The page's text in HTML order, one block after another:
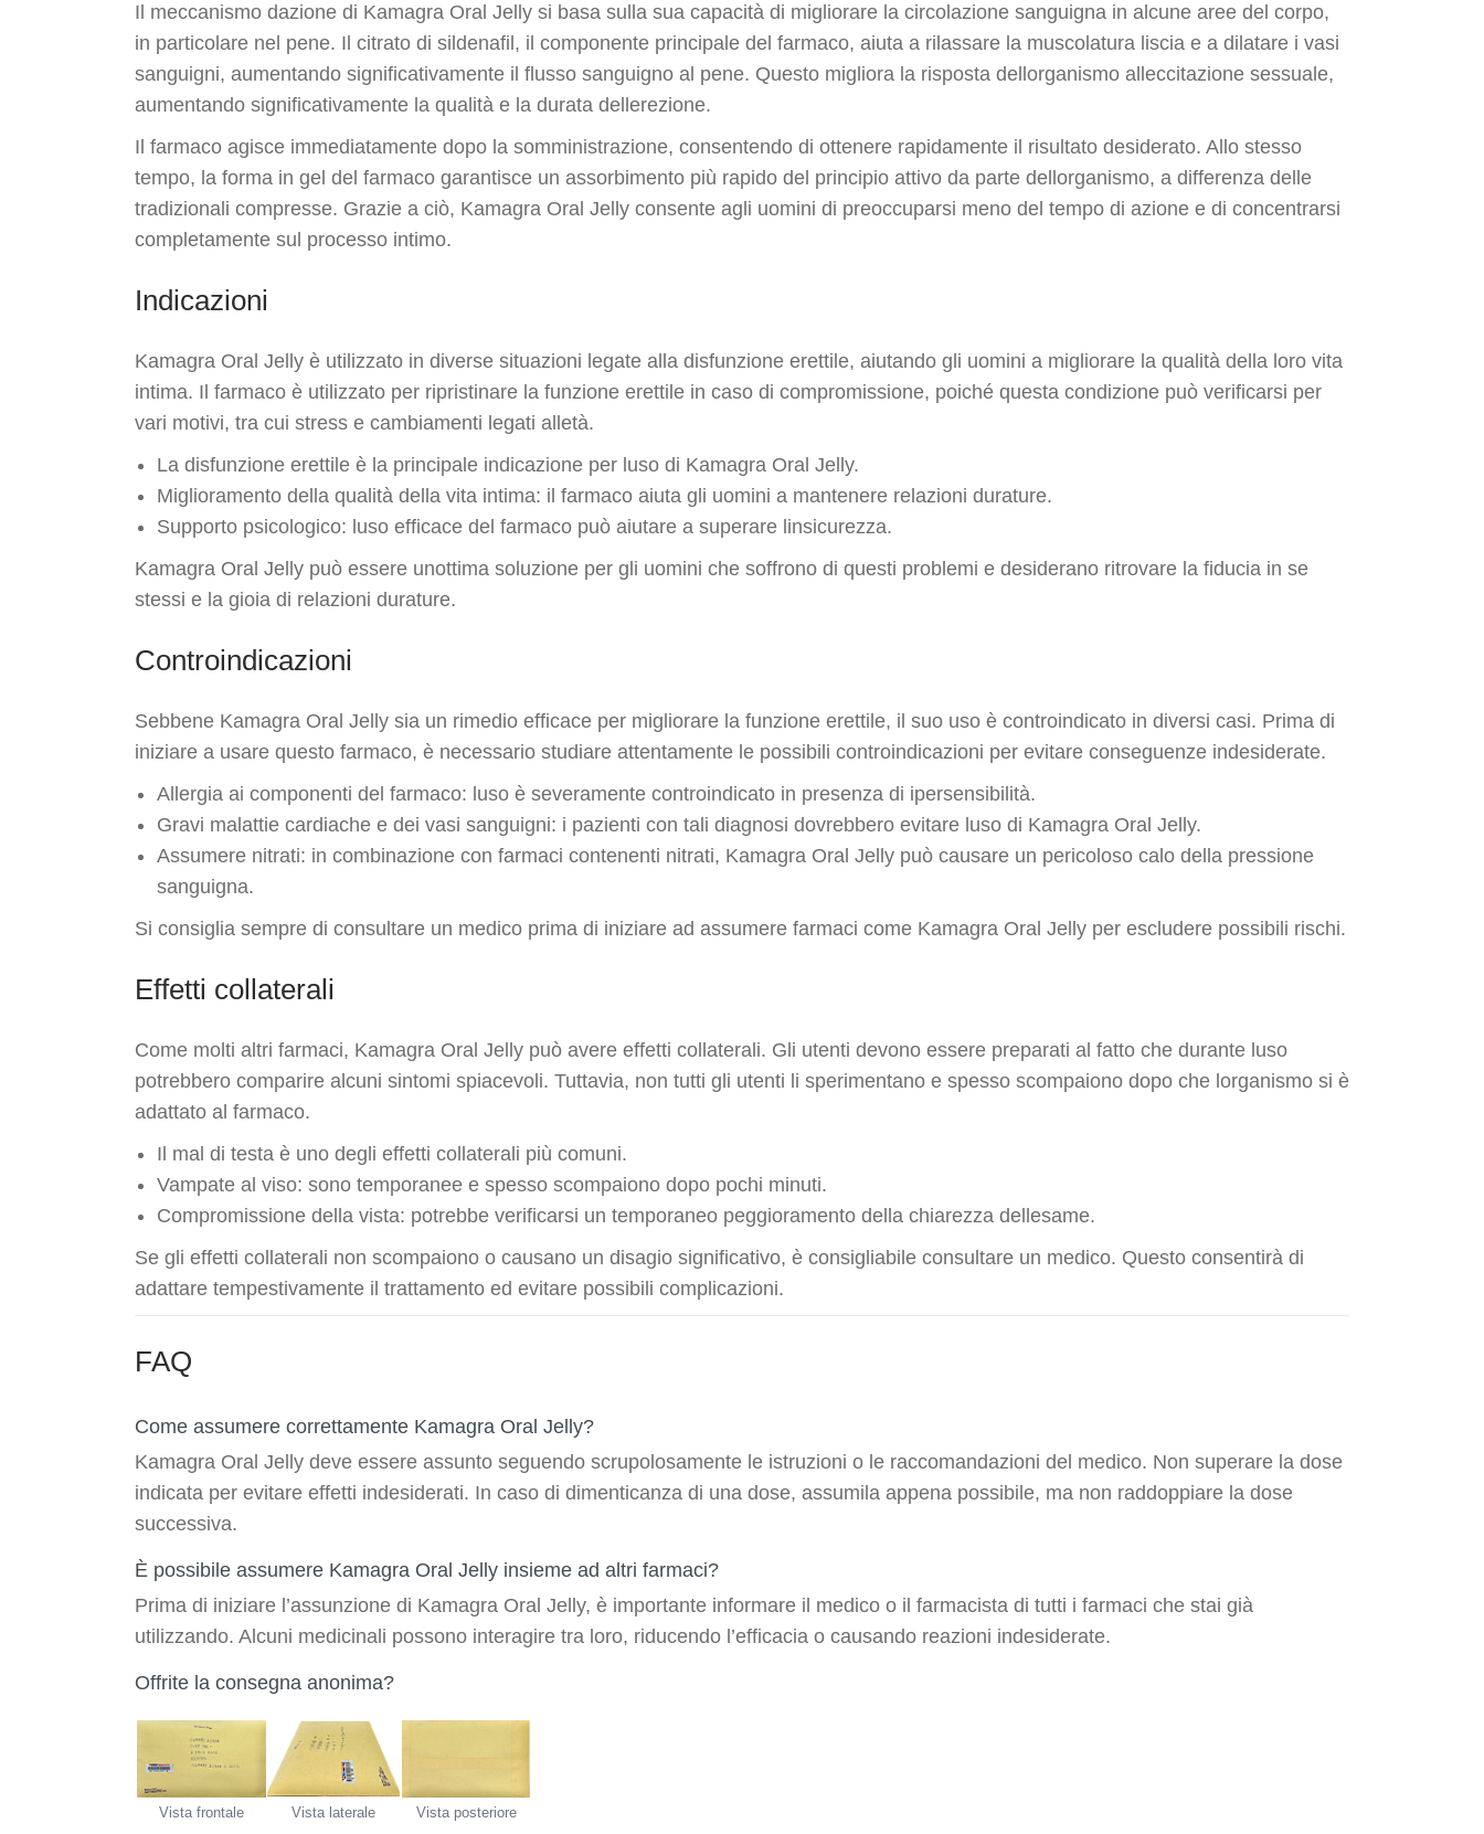
Il meccanismo dazione di Kamagra Oral Jelly si basa sulla sua capacità di migliorare la circolazione sanguigna in alcune aree del corpo,
in particolare nel pene. Il citrato di sildenafil, il componente principale del farmaco, aiuta a rilassare la muscolatura liscia e a dilatare i vasi
sanguigni, aumentando significativamente il flusso sanguigno al pene. Questo migliora la risposta dellorganismo alleccitazione sessuale,
aumentando significativamente la qualità e la durata dellerezione.
Il farmaco agisce immediatamente dopo la somministrazione, consentendo di ottenere rapidamente il risultato desiderato. Allo stesso
tempo, la forma in gel del farmaco garantisce un assorbimento più rapido del principio attivo da parte dellorganismo, a differenza delle
tradizionali compresse. Grazie a ciò, Kamagra Oral Jelly consente agli uomini di preoccuparsi meno del tempo di azione e di concentrarsi
completamente sul processo intimo.
Indicazioni
Kamagra Oral Jelly è utilizzato in diverse situazioni legate alla disfunzione erettile, aiutando gli uomini a migliorare la qualità della loro vita
intima. Il farmaco è utilizzato per ripristinare la funzione erettile in caso di compromissione, poiché questa condizione può verificarsi per
vari motivi, tra cui stress e cambiamenti legati alletà.
La disfunzione erettile è la principale indicazione per luso di Kamagra Oral Jelly.
Miglioramento della qualità della vita intima: il farmaco aiuta gli uomini a mantenere relazioni durature.
Supporto psicologico: luso efficace del farmaco può aiutare a superare linsicurezza.
Kamagra Oral Jelly può essere unottima soluzione per gli uomini che soffrono di questi problemi e desiderano ritrovare la fiducia in se
stessi e la gioia di relazioni durature.
Controindicazioni
Sebbene Kamagra Oral Jelly sia un rimedio efficace per migliorare la funzione erettile, il suo uso è controindicato in diversi casi. Prima di
iniziare a usare questo farmaco, è necessario studiare attentamente le possibili controindicazioni per evitare conseguenze indesiderate.
Allergia ai componenti del farmaco: luso è severamente controindicato in presenza di ipersensibilità.
Gravi malattie cardiache e dei vasi sanguigni: i pazienti con tali diagnosi dovrebbero evitare luso di Kamagra Oral Jelly.
Assumere nitrati: in combinazione con farmaci contenenti nitrati, Kamagra Oral Jelly può causare un pericoloso calo della pressione
sanguigna.
Si consiglia sempre di consultare un medico prima di iniziare ad assumere farmaci come Kamagra Oral Jelly per escludere possibili rischi.
Effetti collaterali
Come molti altri farmaci, Kamagra Oral Jelly può avere effetti collaterali. Gli utenti devono essere preparati al fatto che durante luso
potrebbero comparire alcuni sintomi spiacevoli. Tuttavia, non tutti gli utenti li sperimentano e spesso scompaiono dopo che lorganismo si è
adattato al farmaco.
Il mal di testa è uno degli effetti collaterali più comuni.
Vampate al viso: sono temporanee e spesso scompaiono dopo pochi minuti.
Compromissione della vista: potrebbe verificarsi un temporaneo peggioramento della chiarezza dellesame.
Se gli effetti collaterali non scompaiono o causano un disagio significativo, è consigliabile consultare un medico. Questo consentirà di
adattare tempestivamente il trattamento ed evitare possibili complicazioni.
FAQ
Come assumere correttamente Kamagra Oral Jelly?
Kamagra Oral Jelly deve essere assunto seguendo scrupolosamente le istruzioni o le raccomandazioni del medico. Non superare la dose
indicata per evitare effetti indesiderati. In caso di dimenticanza di una dose, assumila appena possibile, ma non raddoppiare la dose
successiva.
È possibile assumere Kamagra Oral Jelly insieme ad altri farmaci?
Prima di iniziare l’assunzione di Kamagra Oral Jelly, è importante informare il medico o il farmacista di tutti i farmaci che stai già
utilizzando. Alcuni medicinali possono interagire tra loro, riducendo l’efficacia o causando reazioni indesiderate.
Offrite la consegna anonima?
Vista frontale Vista laterale Vista posteriore